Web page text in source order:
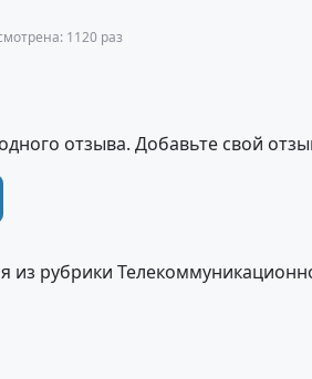
1120 раз
отзыва. Добавьте свой
из рубрики